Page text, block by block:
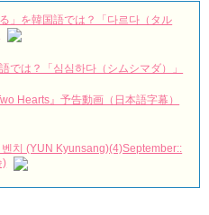
정의 찾기 프로젝트! ‘이판사판’ 대
パワータッチ
트레일러 | 260609~260823 | #최진혁
터뷰 #shorts #불후의명곡 #미우새 #
お姉さん 11/3（祝）あさ10時 第
開始！ 全国無料放送
儀を終え「帰ってきたポク・ダン
」を韓国語では？「다르다（タル
では？「심심하다（シムシマダ）」
Hearts』予告動画（日本語字幕）
치 (YUN Kyunsang)(4)September::
)